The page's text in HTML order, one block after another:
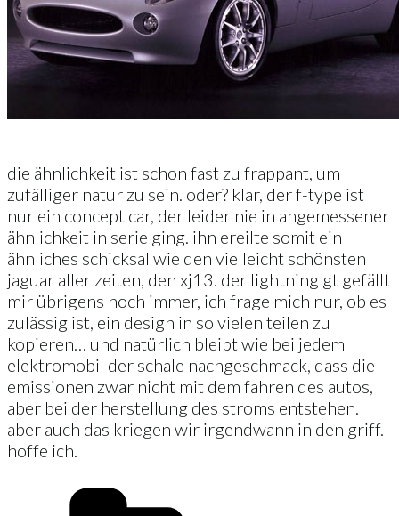
die ähnlichkeit ist schon fast zu frappant, um
zufälliger natur zu sein. oder? klar, der f-type ist
nur ein concept car, der leider nie in angemessener
ähnlichkeit in serie ging. ihn ereilte somit ein
ähnliches schicksal wie den vielleicht schönsten
jaguar aller zeiten, den xj13. der lightning gt gefällt
mir übrigens noch immer, ich frage mich nur, ob es
zulässig ist, ein design in so vielen teilen zu
kopieren… und natürlich bleibt wie bei jedem
elektromobil der schale nachgeschmack, dass die
emissionen zwar nicht mit dem fahren des autos,
aber bei der herstellung des stroms entstehen.
aber auch das kriegen wir irgendwann in den griff.
hoffe ich.